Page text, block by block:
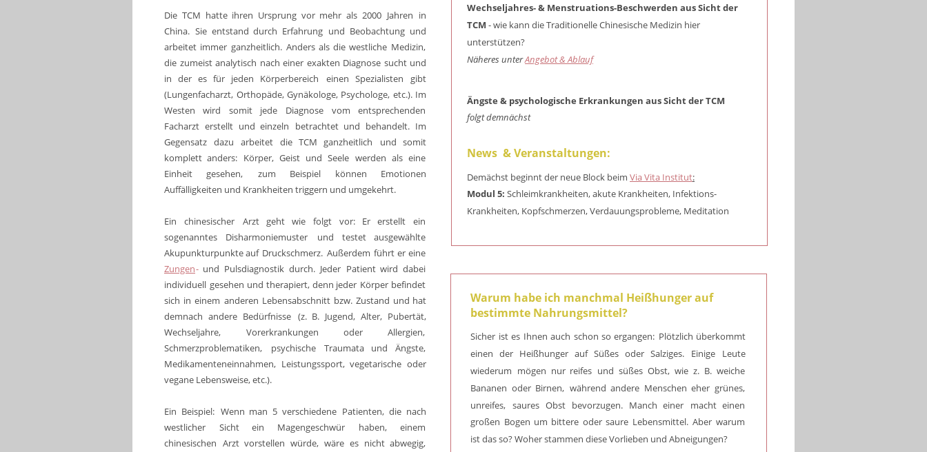
Die TCM hatte ihren Ursprung vor mehr als 2000 Jahren in
China. Sie entstand durch Erfahrung und Beobachtung und
arbeitet immer ganzheitlich. Anders als die westliche Medizin,
die zumeist analytisch nach einer exakten Diagnose sucht und
in der es für jeden Körperbereich einen Spezialisten
gibt
(Lungenfacharzt, Orthopäde, Gynäkologe, Psychologe, etc.). Im
Westen
wird somit jede Diagnose vom
entsprechenden
Facharzt erstellt und einzeln betrachtet und behandelt. Im
Gegensatz dazu arbeitet die TCM ganzheitlich und somit
komplett anders: Körper, Geist und Seele werden als eine
Einheit
gesehen, zum Beispiel können
Emotionen
Auffälligkeiten und Krankheiten triggern und umgekehrt.
Ein chinesischer Arzt geht wie folgt vor: Er erstellt
ein
sogenanntes
Disharmoniemuster und testet
ausgewählte
Akupunkturpunkteauf Druckschmerz. Außerdem führt er eine
Zungen- und Pulsdiagnostik durch. Jeder Patient wird dabei
individuell gesehen und therapiert, denn jeder Körper befindet
sich in einem anderen Lebensabschnitt bzw. Zustand und hat
demnach andere Bedürfnisse (z. B. Jugend, Alter, Pubertät,
Wechseljahre,
Vorerkrankungen oder
Allergien,
Schmerzproblematiken,
psychische Traumata und
Ängste,
Medikamenteneinnahmen, Leistungssport, vegetarische oder
vegane Lebensweise, etc.).
Ein Beispiel: Wenn man 5 verschiedene Patienten, die nach
westlicher
Sicht ein Magengeschwür haben,
einem
chinesischen Arzt vorstellen würde, wäre es nicht abwegig,
Wechseljahres- & Menstruations-Beschwerden aus Sicht der
TCM - wie kann die Traditionelle Chinesische Medizin hier
unterstützen?
Näheres unter Angebot & Ablauf
Ängste & psychologische Erkrankungen aus Sicht der TCM
folgt demnächst
News  & Veranstaltungen:
Demächst beginnt der neue Block beim Via Vita Institut:
Modul 5: Schleimkrankheiten, akute Krankheiten, Infektions-
Krankheiten, Kopfschmerzen, Verdauungsprobleme, Meditation
Warum habe ich manchmal Heißhunger auf
bestimmte Nahrungsmittel?
Sicher ist es Ihnen auch schon so ergangen: Plötzlich überkommt
einen der Heißhunger auf Süßes oder Salziges. Einige
Leute
wiederum mögen nur reifes und süßes Obst, wie z. B. weiche
Bananen oder Birnen, während andere Menschen eher grünes,
unreifes, saures Obst bevorzugen. Manch einer macht einen
großen Bogen um bittere oder saure Lebensmittel. Aber warum
ist das so? Woher stammen diese Vorlieben und Abneigungen?